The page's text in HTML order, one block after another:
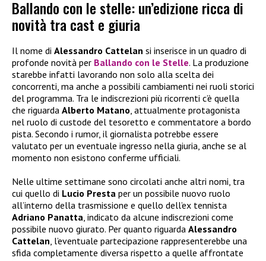
Ballando con le stelle: un’edizione ricca di
novità tra cast e giuria
Il nome di Alessandro Cattelan si inserisce in un quadro di
profonde novità per Ballando con le Stelle. La produzione
starebbe infatti lavorando non solo alla scelta dei
concorrenti, ma anche a possibili cambiamenti nei ruoli storici
del programma. Tra le indiscrezioni più ricorrenti c’è quella
che riguarda Alberto Matano , attualmente protagonista
nel ruolo di custode del tesoretto e commentatore a bordo
pista. Secondo i rumor, il giornalista potrebbe essere
valutato per un eventuale ingresso nella giuria, anche se al
momento non esistono conferme ufficiali.
Nelle ultime settimane sono circolati anche altri nomi, tra
cui quello di Lucio Presta per un possibile nuovo ruolo
all’interno della trasmissione e quello dell’ex tennista
Adriano Panatta , indicato da alcune indiscrezioni come
possibile nuovo giurato. Per quanto riguarda Alessandro
Cattelan , l’eventuale partecipazione rappresenterebbe una
sfida completamente diversa rispetto a quelle affrontate